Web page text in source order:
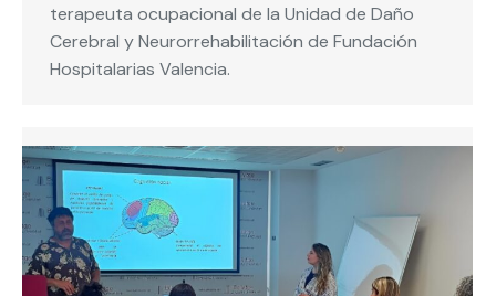
terapeuta ocupacional de la Unidad de Daño
Cerebral y Neurorrehabilitación de Fundación
Hospitalarias Valencia.